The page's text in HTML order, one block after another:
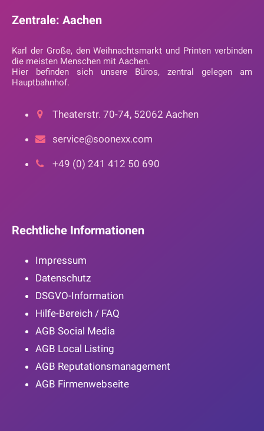
Zentrale: Aachen
Karl der Große, den Weihnachtsmarkt und Printen verbinden
die meisten Menschen mit Aachen.
Hier befinden sich unsere Büros, zentral gelegen am
Hauptbahnhof.
Theaterstr. 70-74, 52062 Aachen
service@soonexx.com
+49 (0) 241 412 50 690
Rechtliche Informationen
Impressum
Datenschutz
DSGVO-Information
Hilfe-Bereich / FAQ
AGB Social Media
AGB Local Listing
AGB Reputationsmanagement
AGB Firmenwebseite